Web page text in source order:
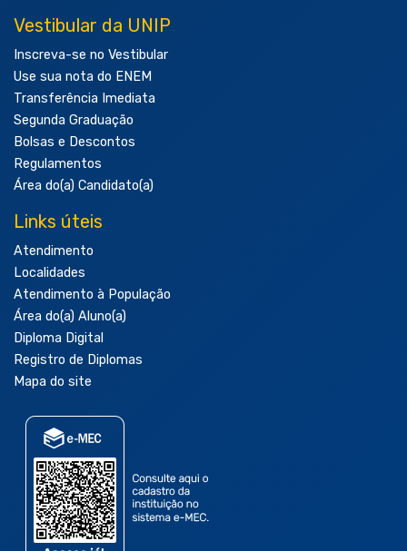
Vestibular da UNIP
Inscreva-se no Vestibular
Use sua nota do ENEM
Transferência Imediata
Segunda Graduação
Bolsas e Descontos
Regulamentos
Área do(a) Candidato(a)
Links úteis
Atendimento
Localidades
Atendimento à População
Área do(a) Aluno(a)
Diploma Digital
Registro de Diplomas
Mapa do site